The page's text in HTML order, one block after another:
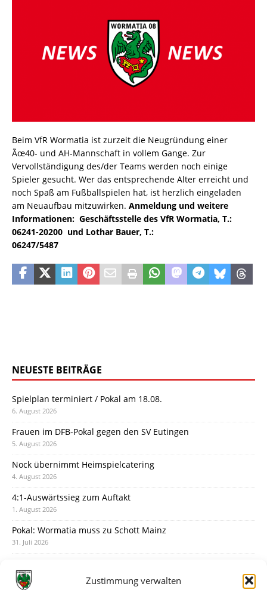
Zustimmung verwalten
Beim VfR Wormatia ist zurzeit die Neugründung einer
Ãœ40- und AH-Mannschaft in vollem Gange. Zur
Vervollständigung des/der Teams werden noch einige
Spieler gesucht. Wer das entsprechende Alter erreicht und
noch Spaß am Fußballspielen hat, ist herzlich eingeladen
am Neuaufbau mitzuwirken. Anmeldung und weitere
Informationen: Geschäftsstelle des VfR Wormatia, T.:
06241-20200 und Lothar Bauer, T.:
06247/5487
NEUESTE BEITRÄGE
Spielplan terminiert / Pokal am 18.08.
6. August 2026
Frauen im DFB-Pokal gegen den SV Eutingen
5. August 2026
Nock übernimmt Heimspielcatering
4. August 2026
4:1-Auswärtssieg zum Auftakt
1. August 2026
Pokal: Wormatia muss zu Schott Mainz
31. Juli 2026
30. Juli 2026